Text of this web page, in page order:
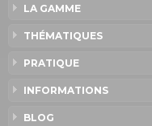
LA GAMME
THÉMATIQUES
PRATIQUE
INFORMATIONS
BLOG